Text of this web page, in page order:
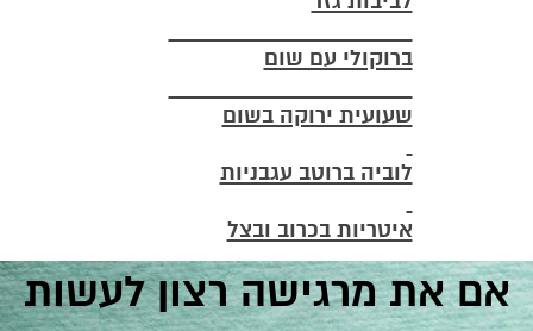
ברוקולי עם שום
שעועית ירוקה בשום
לוביה ברוטב עגבניות
איטריות בכרוב ובצל
אם את מרגישה רצון לעשות